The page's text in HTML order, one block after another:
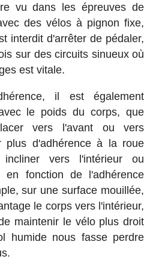
vu dans les épreuves de
des vélos à pignon fixe,
interdit d'arrêter de pédaler,
sur des circuits sinueux où
est vitale.
il est également
le poids du corps, que
vers l'avant ou vers
plus d'adhérence à la roue
incliner vers l'intérieur ou
en fonction de l'adhérence
sur une surface mouillée,
le corps vers l'intérieur,
maintenir le vélo plus droit
humide nous fasse perdre